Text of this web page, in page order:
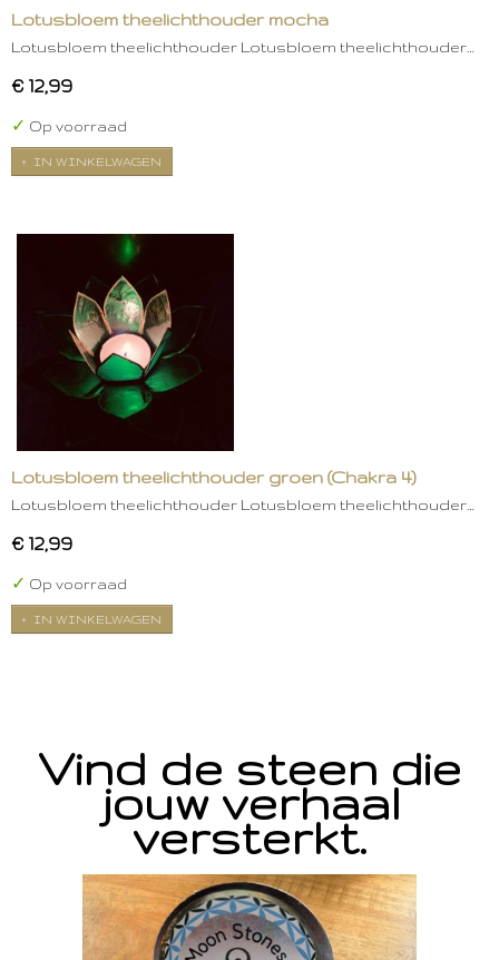
Lotusbloem theelichthouder mocha
Lotusbloem theelichthouder Lotusbloem theelichthouder…
€ 12,99
✓ Op voorraad
IN WINKELWAGEN
Lotusbloem theelichthouder groen (Chakra 4)
Lotusbloem theelichthouder Lotusbloem theelichthouder…
€ 12,99
✓ Op voorraad
IN WINKELWAGEN
Vind de steen die
jouw verhaal
versterkt.